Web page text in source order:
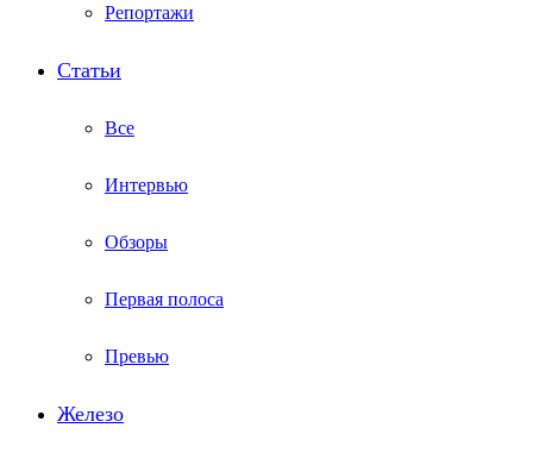
Репортажи
Статьи
Все
Интервью
Обзоры
Первая полоса
Превью
Железо